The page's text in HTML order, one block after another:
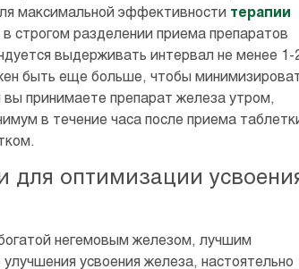
максимальной эффективности терапии
строгом разделении приема препаратов
выдерживать интервал не менее 1-
быть еще больше, чтобы
принимаете препарат железа утром,
в течение часа после приема
для оптимизации
негемовым железом, лучшим
усвоения железа, настоятельно